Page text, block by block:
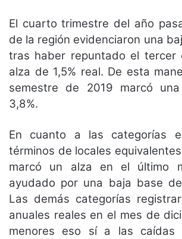
El cuarto trimestre del año
de la región evidenciaron una
tras haber repuntado el tercer
alza de 1,5% real. De esta
semestre de 2019 marcó
3,8%.
En cuanto a las categorías
términos de locales
marcó un alza en el último
ayudado por una baja base
Las demás categorías
anuales reales en el mes de
menores eso sí a las